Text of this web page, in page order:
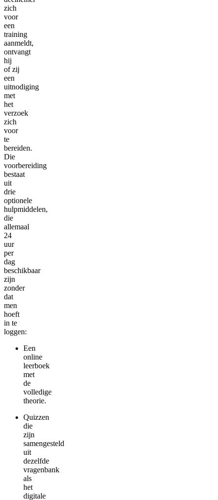
zich
voor
een
training
aanmeldt,
ontvangt
hij
of zij
een
uitnodiging
met
het
verzoek
zich
voor
te
bereiden.
Die
voorbereiding
bestaat
uit
drie
optionele
hulpmiddelen,
die
allemaal
24
uur
per
dag
beschikbaar
zijn
zonder
dat
men
hoeft
in te
loggen:
Een
online
leerboek
met
de
volledige
theorie.
Quizzen
die
zijn
samengesteld
uit
dezelfde
vragenbank
als
het
digitale